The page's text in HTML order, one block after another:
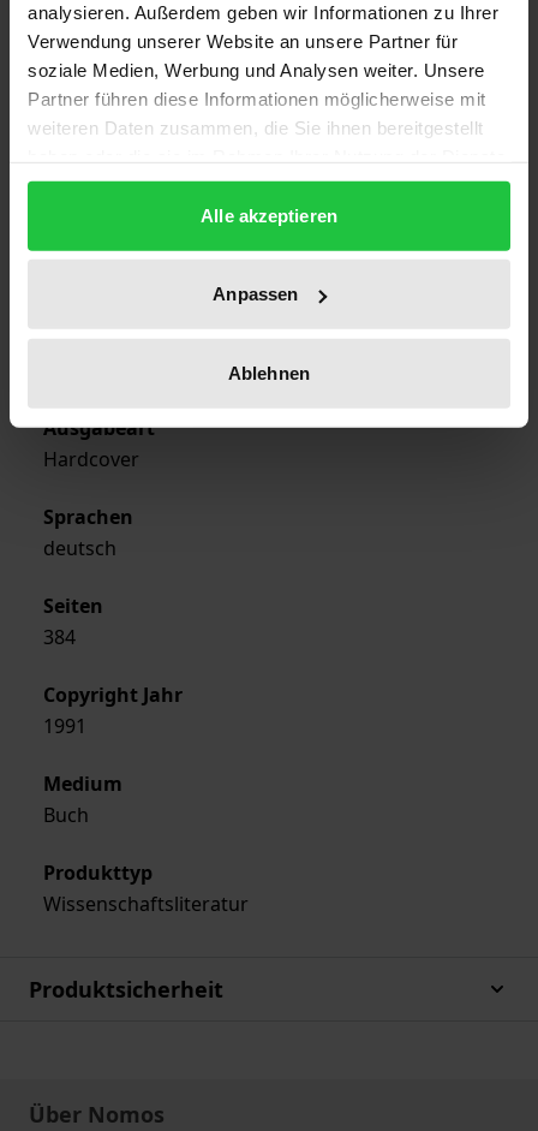
analysieren. Außerdem geben wir Informationen zu Ihrer
Verwendung unserer Website an unsere Partner für
soziale Medien, Werbung und Analysen weiter. Unsere
Partner führen diese Informationen möglicherweise mit
weiteren Daten zusammen, die Sie ihnen bereitgestellt
gesammelt haben.
Alle akzeptieren
Anpassen
Ablehnen
978-3-7930-9070-0
Untertitel
Literatur im technischen Zeitalter
Erscheinungsjahr
Verlag
Ausgabeart
Hardcover
Sprachen
deutsch
Seiten
384
Copyright Jahr
1991
Medium
Buch
Produkttyp
Wissenschaftsliteratur
Produktsicherheit
Über Nomos